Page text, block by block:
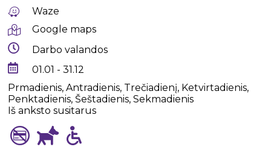
Waze
Google maps
Darbo valandos
01.01 - 31.12
Prmadienis, Antradienis, Trečiadienį, Ketvirtadienis,
Penktadienis, Šeštadienis, Sekmadienis
Iš anksto susitarus